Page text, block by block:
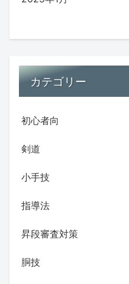
カテゴリー
初心者向
剣道
小手技
指導法
昇段審査対策
胴技